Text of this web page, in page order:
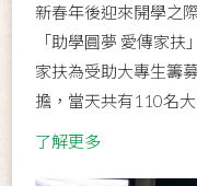
新春年後迎來開學之
「助學圓夢 愛傳家
家扶為受助大專生籌
擔，當天共有110名
了解更多